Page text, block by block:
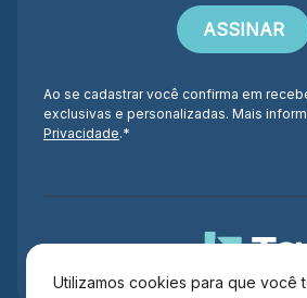
Utilizamos cookies para que você
Ao se cadastrar você confirma em
exclusivas e personalizadas. Mais
Privacidade.*